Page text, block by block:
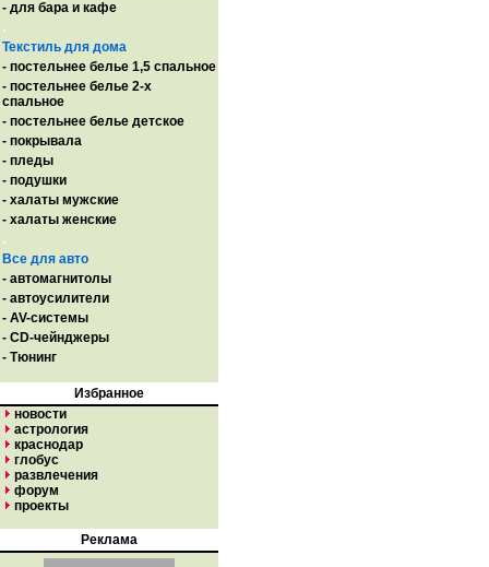
- для бара и кафе
.
Текстиль для дома
- постельнее белье 1,5 спальное
- постельнее белье 2-х
спальное
- постельнее белье детское
- покрывала
- пледы
- подушки
- халаты мужские
- халаты женские
.
Все для авто
- автомагнитолы
- автоусилители
- AV-системы
- CD-чейнджеры
- Тюнинг
Избранное
новости
астрология
краснодар
глобус
развлечения
форум
проекты
Реклама